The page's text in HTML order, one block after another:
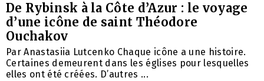
De Rybinsk à la Côte d’Azur : le voyage
d’une icône de saint Théodore
Ouchakov
Par Anastasiia Lutcenko Chaque icône a une histoire.
Certaines demeurent dans les églises pour lesquelles
elles ont été créées. D’autres ...